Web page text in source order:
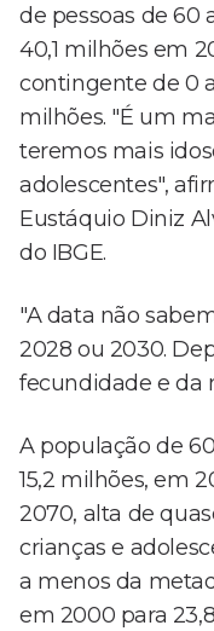
de pessoas de 60
40,1 milhões em
contingente de 0
milhões. "É um
teremos mais
adolescentes",
Eustáquio Diniz
do IBGE.
"A data não
2028 ou 2030.
fecundidade e da
A população de
15,2 milhões, em
2070, alta de
crianças e
a menos da
em 2000 para